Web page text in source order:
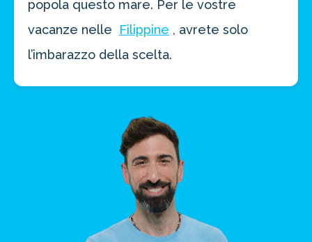
popola questo mare. Per le vostre
vacanze nelle
Filippine , avrete solo
l’imbarazzo della scelta.